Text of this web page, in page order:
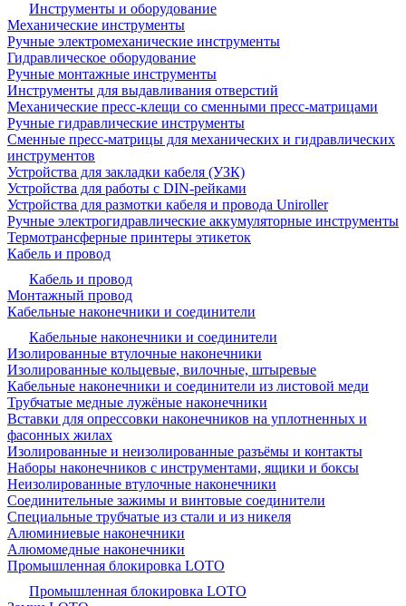
Инструменты и оборудование
Механические инструменты
Ручные электромеханические инструменты
Гидравлическое оборудование
Ручные монтажные инструменты
Инструменты для выдавливания отверстий
Механические пресс-клещи со сменными пресс-матрицами
Ручные гидравлические инструменты
Сменные пресс-матрицы для механических и гидравлических
инструментов
Устройства для закладки кабеля (УЗК)
Устройства для работы с DIN-рейками
Устройства для размотки кабеля и провода Uniroller
Ручные электрогидравлические аккумуляторные инструменты
Термотрансферные принтеры этикеток
Кабель и провод
Кабель и провод
Монтажный провод
Кабельные наконечники и соединители
Кабельные наконечники и соединители
Изолированные втулочные наконечники
Изолированные кольцевые, вилочные, штыревые
Кабельные наконечники и соединители из листовой меди
Трубчатые медные лужёные наконечники
Вставки для опрессовки наконечников на уплотненных и
фасонных жилах
Изолированные и неизолированные разъёмы и контакты
Наборы наконечников с инструментами, ящики и боксы
Неизолированные втулочные наконечники
Соединительные зажимы и винтовые соединители
Специальные трубчатые из стали и из никеля
Алюминиевые наконечники
Алюмомедные наконечники
Промышленная блокировка LOTO
Промышленная блокировка LOTO